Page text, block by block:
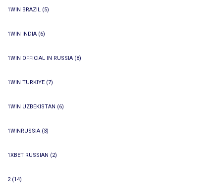
1WIN BRAZIL (5)
1WIN INDIA (6)
1WIN OFFICIAL IN RUSSIA (8)
1WIN TURKIYE (7)
1WIN UZBEKISTAN (6)
1WINRUSSIA (3)
1XBET RUSSIAN (2)
2(14)